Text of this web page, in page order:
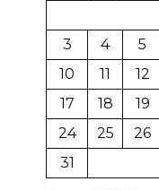
3
4 5
10
11 12
17
18 19
24
25 26
31